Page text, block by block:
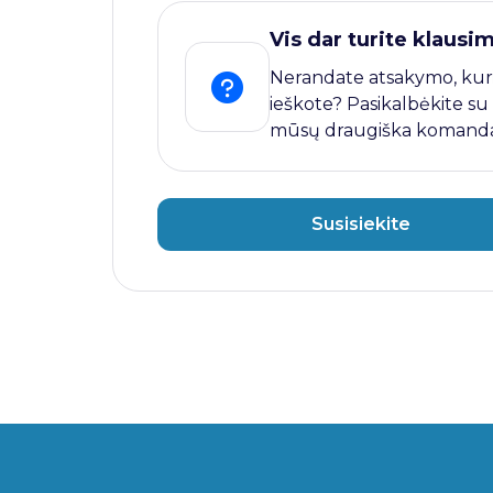
Vis dar turite
Nerandate atsakymo,
ieškote? Pasikalbėkite su
mūsų draugiška
Susisiekite